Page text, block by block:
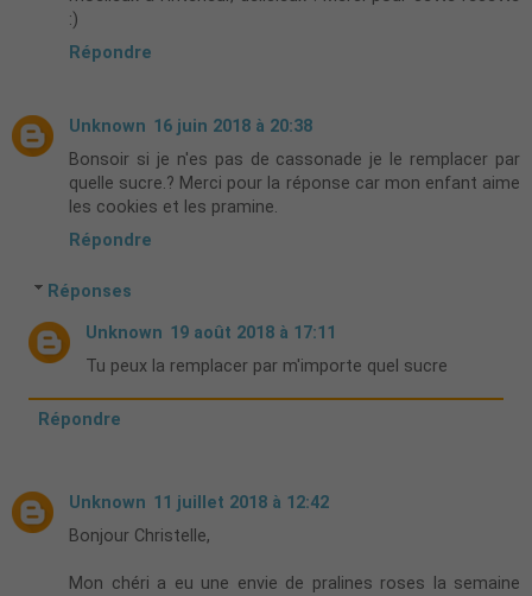
:)
Répondre
Unknown 16 juin 2018 à 20:38
Bonsoir si je n'es pas de cassonade je le remplacer par
quelle sucre.? Merci pour la réponse car mon enfant aime
les cookies et les pramine.
Répondre
Réponses
Unknown 19 août 2018 à 17:11
Tu peux la remplacer par m'importe quel sucre
Répondre
Unknown 11 juillet 2018 à 12:42
Bonjour Christelle,
Mon chéri a eu une envie de pralines roses la semaine